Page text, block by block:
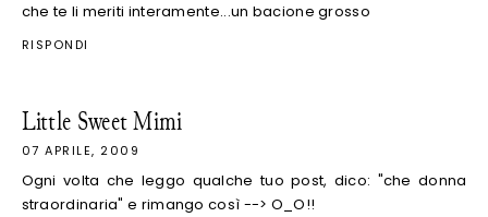
che te li meriti interamente...un bacione grosso
RISPONDI
Little Sweet Mimi
07 APRILE, 2009
Ogni volta che leggo qualche tuo post, dico: "che donna
straordinaria" e rimango così --> O_O!!